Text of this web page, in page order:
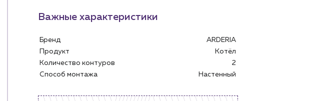
Личный кабинет
Контакты
Важные характеристики
Бренд
ARDERIA
Продукт
Котёл
Количество контуров
2
Способ монтажа
Настенный